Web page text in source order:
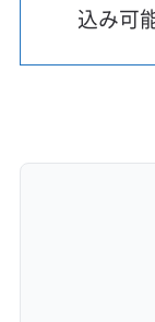
込み可能